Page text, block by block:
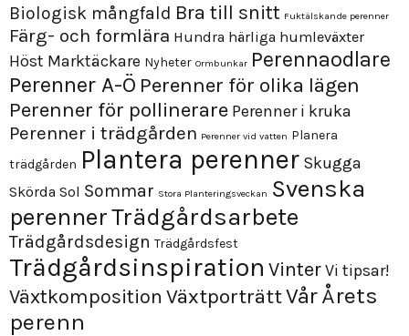
Biologisk mångfald Bra till snitt Fuktälskande perenner
Färg- och formlära Hundra härliga humleväxter
Höst Marktäckare Nyheter Ormbunkar Perennaodlare
Perenner A-Ö Perenner för olika lägen
Perenner för pollinerare Perenner i kruka
Perenner i trädgården Perenner vid vatten Planera
trädgården Plantera perenner Skugga
Skörda Sol Sommar Stora Planteringsveckan Svenska
perennerTrädgårdsarbete
Trädgårdsdesign Trädgårdsfest
Trädgårdsinspiration VinterVi tipsar!
Växtkomposition VäxtporträttVårÅrets
perenn